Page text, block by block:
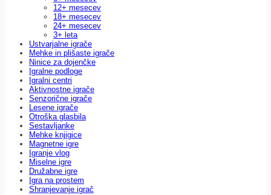
12+ mesecev
18+ mesecev
24+ mesecev
3+ leta
Ustvarjalne igrače
Mehke in plišaste igrače
Ninice za dojenčke
Igralne podloge
Igralni centri
Aktivnostne igrače
Senzorične igrače
Lesene igrače
Otroška glasbila
Sestavljanke
Mehke knjigice
Magnetne igre
Igranje vlog
Miselne igre
Družabne igre
Igra na prostem
Shranjevanje igrač